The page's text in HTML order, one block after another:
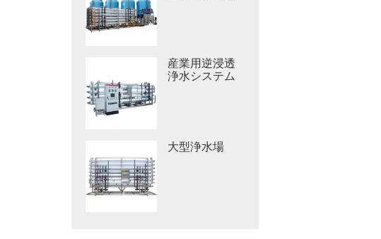
産業用逆浸透
浄水システム
大型浄水場